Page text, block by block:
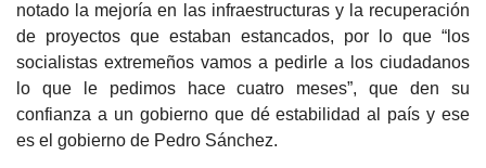
notado la mejoría en las infraestructuras y la recuperación
de proyectos que estaban estancados, por lo que “los
socialistas extremeños vamos a pedirle a los ciudadanos
lo que le pedimos hace cuatro meses”, que den su
confianza a un gobierno que dé estabilidad al país y ese
es el gobierno de Pedro Sánchez.